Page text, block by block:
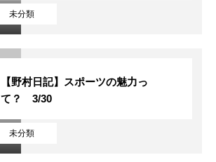
未分類
未分類
【野村日記】スポーツの魅力っ
て？ 3/30